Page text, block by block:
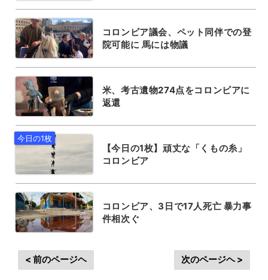
コロンビア議会、ペット同伴での登
院可能に 馬には物議
米、考古遺物274点をコロンビアに
返還
【今日の1枚】頑丈な「くもの糸」
コロンビア
コロンビア、3日で17人死亡 暴力事
件相次ぐ
< 前のページヘ 次のページヘ >